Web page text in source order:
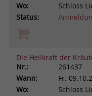
Wo:
Schloss
Status:
Die Heilkraft der
Nr.:
261437
Wann:
Fr.
Wo:
Schloss